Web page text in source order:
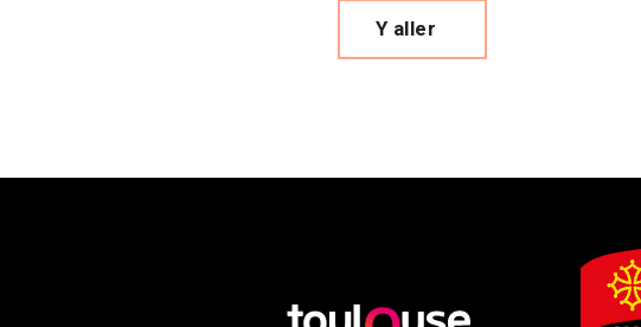
Y aller